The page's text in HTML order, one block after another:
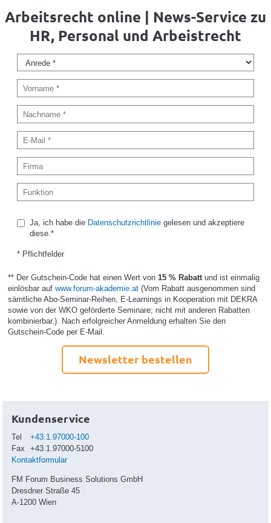
Arbeitsrecht online | News-Service zu
HR, Personal und Arbeistrecht
Ja, ich habe die Datenschutzrichtliniegelesen und akzeptiere
diese.*
* Pflichtfelder
** Der Gutschein-Code hat einen Wert von 15 % Rabatt und ist einmalig
einlösbar auf www.forum-akademie.at(Vom Rabatt ausgenommen sind
sämtliche Abo-Seminar-Reihen, E-Learnings in Kooperation mit DEKRA
sowie von der WKO geförderte Seminare; nicht mit anderen Rabatten
kombinierbar.). Nach erfolgreicher Anmeldung erhalten Sie den
Gutschein-Code per E-Mail.
Newsletter bestellen
Kundenservice
Tel
+43.1.97000-100
Fax
+43.1.97000-5100
Kontaktformular
FM Forum Business Solutions GmbH
Dresdner Straße 45
A-1200 Wien